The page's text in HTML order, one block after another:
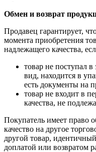
Обмен и возврат
Продавец гарантирует,
момента приобретения
надлежащего качества,
товар не поступал
вид, находится в
есть документы на
товар не входит в
качества, не
Покупатель имеет право
качество на другое
другой товар,
доплатой или возвратом